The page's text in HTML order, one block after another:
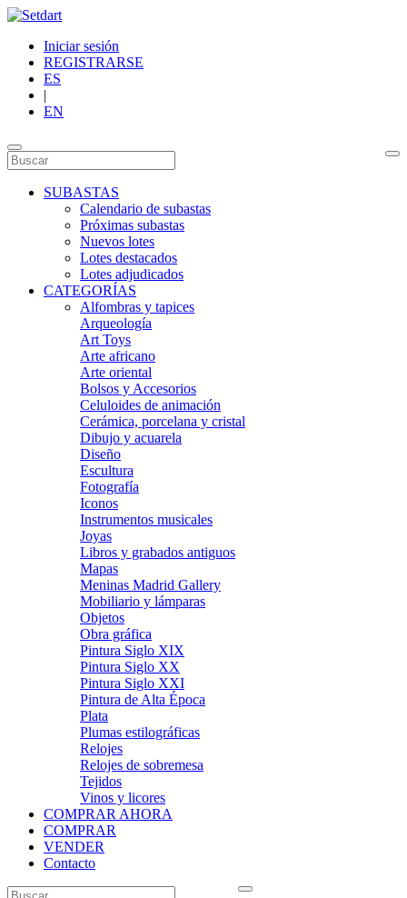
Iniciar sesión
REGISTRARSE
ES
|
EN
SUBASTAS
Calendario de subastas
Próximas subastas
Nuevos lotes
Lotes destacados
Lotes adjudicados
CATEGORÍAS
Alfombras y tapices
Arqueología
Art Toys
Arte africano
Arte oriental
Bolsos y Accesorios
Celuloides de animación
Cerámica, porcelana y cristal
Dibujo y acuarela
Diseño
Escultura
Fotografía
Iconos
Instrumentos musicales
Joyas
Libros y grabados antiguos
Mapas
Meninas Madrid Gallery
Mobiliario y lámparas
Objetos
Obra gráfica
Pintura Siglo XIX
Pintura Siglo XX
Pintura Siglo XXI
Pintura de Alta Época
Plata
Plumas estilográficas
Relojes
Relojes de sobremesa
Tejidos
Vinos y licores
COMPRAR AHORA
COMPRAR
VENDER
Contacto